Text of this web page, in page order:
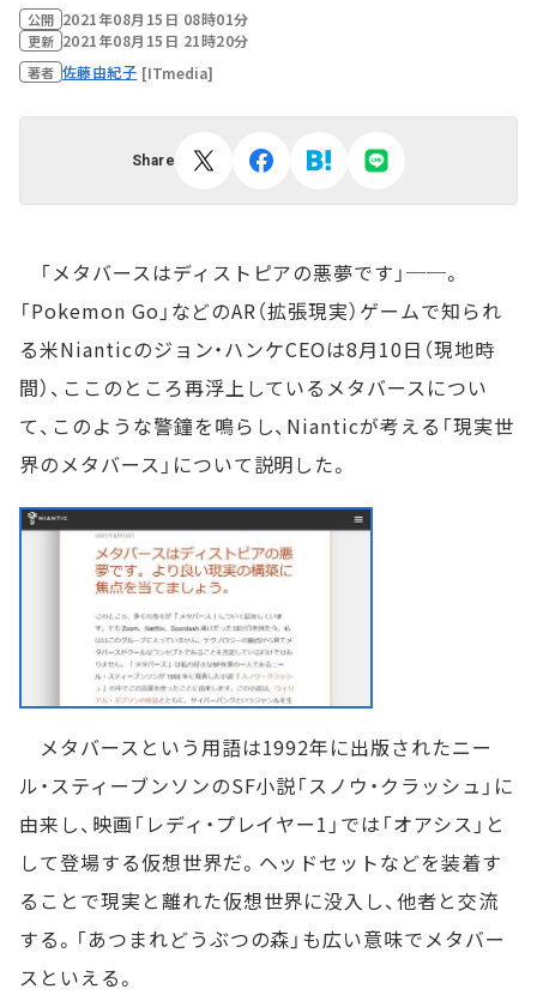
公開 2021年08月15日 08時01分
更新 2021年08月15日 21時20分
著者 佐藤由紀子 [ITmedia]
Share
「メタバースはディストピアの悪夢です」──。
「Pokemon Go」などのAR（拡張現実）ゲームで知られ
る米Nianticのジョン・ハンケCEOは8月10日（現地時
間）、ここのところ再浮上しているメタバースについ
て、このような警鐘を鳴らし、Nianticが考える「現実世
界のメタバース」について説明した。
メタバースという用語は1992年に出版されたニー
ル・スティーブンソンのSF小説「スノウ・クラッシュ」に
由来し、映画「レディ・プレイヤー1」では「オアシス」と
して登場する仮想世界だ。ヘッドセットなどを装着す
ることで現実と離れた仮想世界に没入し、他者と交流
する。「あつまれどうぶつの森」も広い意味でメタバー
スといえる。